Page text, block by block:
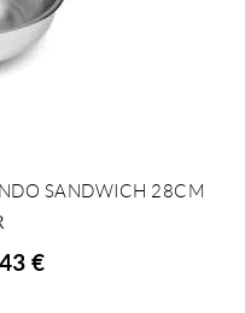
SANDWICH 28CM
€